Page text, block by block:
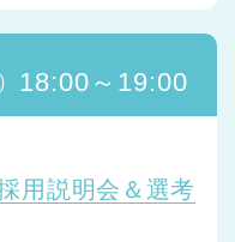
18:00～19:00
用説明会＆選考